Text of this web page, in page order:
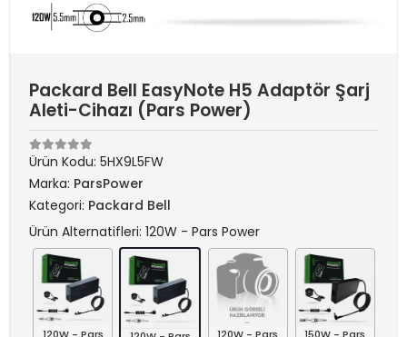
Packard Bell EasyNote H5 Adaptör Şarj
Aleti-Cihazı (Pars Power)
Ürün Kodu: 5HX9L5FW
Marka: ParsPower
Kategori: Packard Bell
Ürün Alternatifleri: 120W - Pars Power